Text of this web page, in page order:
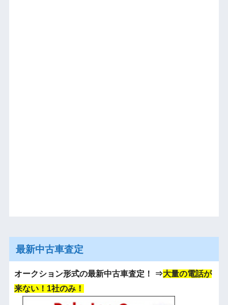
最新中古車査定
オークション形式の最新中古車査定！ ⇒大量の電話が
来ない！1社のみ！